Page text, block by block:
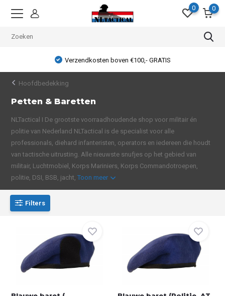
0 0
Verzendkosten boven €100,- GRATIS
Hoofdbedekking
Petten & Baretten
NLTactical I De grootste voorraadhoudende shop voor militair én
politie van Nederland NLTactical is de specialist voor alle
professionals, diehard infanteristen, operators en iedereen die houdt
van tactische uitrusting. Alle nieuwste snufjes op het gebied van
militair, Luchtmobiel, Korps Mariniers, Korps Commandotroepen,
politie, DSI, BSB, jacht,Toon meer
Filters